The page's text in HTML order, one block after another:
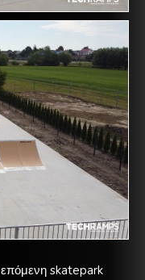
επόμενη skatepark